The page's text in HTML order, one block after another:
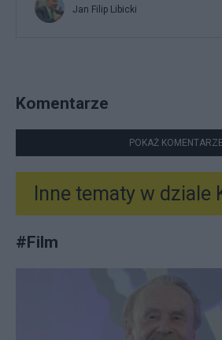
Jan Filip Libicki
Komentarze
POKAŻ KOMENTARZE
Inne tematy w dziale
#Film